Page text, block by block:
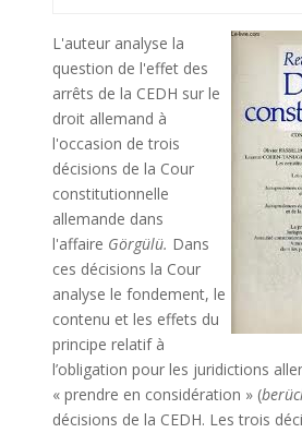
L'auteur analyse la
question de l'effet des
arrêts de la CEDH sur le
droit allemand à
l'occasion de trois
décisions de la Cour
constitutionnelle
allemande dans
l'affaire Görgülü. Dans
ces décisions la Cour
analyse le fondement, le
contenu et les effets du
principe relatif à
l’obligation pour les juridictions
« prendre en considération » (
décisions de la CEDH. Les trois